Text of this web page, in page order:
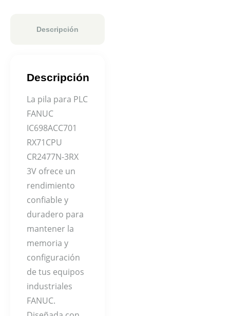
Descripción
Descripción
La pila para PLC
FANUC
IC698ACC701
RX71CPU
CR2477N-3RX
3V ofrece un
rendimiento
confiable y
duradero para
mantener la
memoria y
configuración
de tus equipos
industriales
FANUC.